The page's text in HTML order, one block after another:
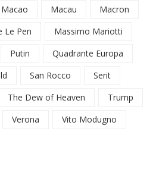
Macao Macau
Macron
Le Pen
Massimo Mariotti
Putin
Quadrante Europa
San Rocco
Serit
The Dew of Heaven
Trump
Verona
Vito Modugno